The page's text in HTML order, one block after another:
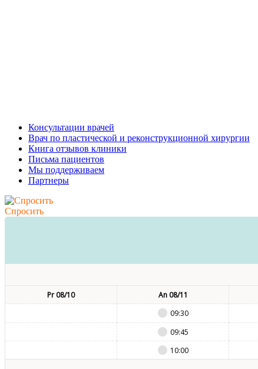
Консультации врачей
Врач по пластической и реконструкционной хирургии
Книга отзывов клиники
Письма пациентов
Мы поддерживаем
Партнеры
Спросить
Pr 08/10
An 08/11
09:30
09:45
10:00